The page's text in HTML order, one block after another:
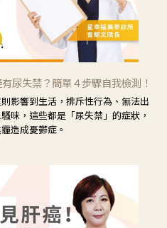
尿失禁？簡單４步驟自我檢測！
影響到生活，排斥性行為、無法出
味，這些都是「尿失禁」的症狀，
造成憂鬱症。